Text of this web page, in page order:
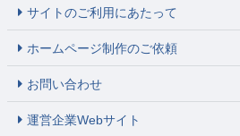
サイトのご利用にあたって
ホームページ制作のご依頼
お問い合わせ
運営企業Webサイト